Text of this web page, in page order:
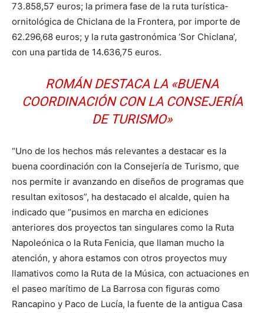
73.858,57 euros; la primera fase de la ruta turística-
ornitológica de Chiclana de la Frontera, por importe de
62.296,68 euros; y la ruta gastronómica ‘Sor Chiclana’,
con una partida de 14.636,75 euros.
ROMÁN DESTACA LA «BUENA
COORDINACIÓN CON LA CONSEJERÍA
DE TURISMO»
“Uno de los hechos más relevantes a destacar es la
buena coordinación con la Consejería de Turismo, que
nos permite ir avanzando en diseños de programas que
resultan exitosos”, ha destacado el alcalde, quien ha
indicado que “pusimos en marcha en ediciones
anteriores dos proyectos tan singulares como la Ruta
Napoleónica o la Ruta Fenicia, que llaman mucho la
atención, y ahora estamos con otros proyectos muy
llamativos como la Ruta de la Música, con actuaciones en
el paseo marítimo de La Barrosa con figuras como
Rancapino y Paco de Lucía, la fuente de la antigua Casa